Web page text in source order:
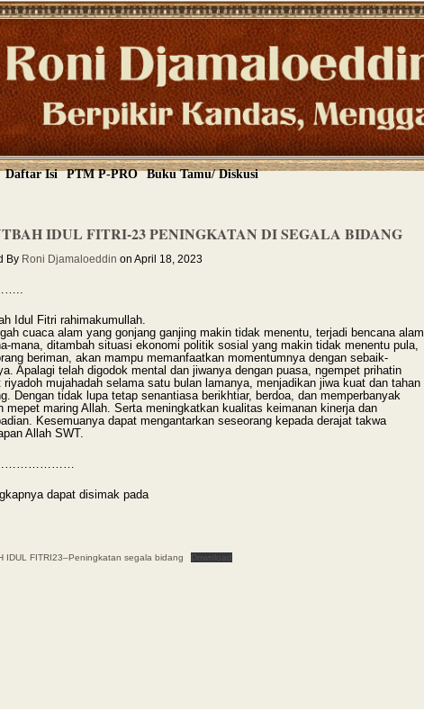
Daftar Isi PTM P-PRO Buku Tamu/ Diskusi
IDUL FITRI-23 PENINGKATAN DI SEGALA BIDANG
By Roni Djamaloeddin on April 18, 2023
Idul Fitri rahimakumullah.
cuaca alam yang gonjang ganjing makin tidak menentu, terjadi bencana alam
mana, ditambah situasi ekonomi politik sosial yang makin tidak menentu pula,
beriman, akan mampu memanfaatkan momentumnya dengan sebaik-
Apalagi telah digodok mental dan jiwanya dengan puasa, ngempet prihatin
riyadoh mujahadah selama satu bulan lamanya, menjadikan jiwa kuat dan tahan
Dengan tidak lupa tetap senantiasa berikhtiar, berdoa, dan memperbanyak
mepet maring Allah. Serta meningkatkan kualitas keimanan kinerja dan
Kesemuanya dapat mengantarkan seseorang kepada derajat takwa
Allah SWT.
dapat disimak pada
IDUL FITRI23–Peningkatan segala bidang Download